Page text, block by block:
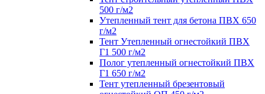
500 г/м2
Утепленный тент для бетона ПВХ 650
г/м2
Тент Утепленный огнестойкий ПВХ
Г1 500 г/м2
Полог утепленный огнестойкий ПВХ
Г1 650 г/м2
Тент утепленный брезентовый